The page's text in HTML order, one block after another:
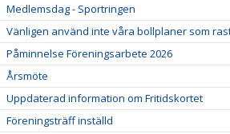
Medlemsdag - Sportringen
Vänligen använd inte våra bollplaner som
Påminnelse Föreningsarbete 2026
Årsmöte
Uppdaterad information om Fritidskortet
Föreningsträff inställd